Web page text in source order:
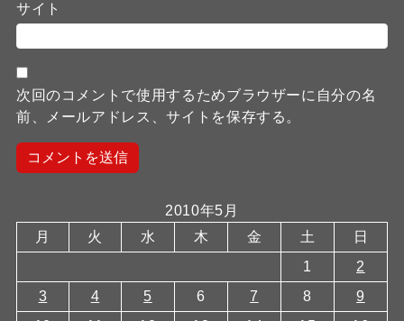
サイト
次回のコメントで使用するためブラウザーに自分の名
前、メールアドレス、サイトを保存する。
2010年5月
月
火 水 木 金 土
日
1
2
3
4 5 6 7 8
9